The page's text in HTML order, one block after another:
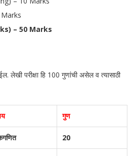
Marks
– 50 Marks
लेखी परीक्षा हि 100 गुणांची असेल व त्यासाठी
गुण
20